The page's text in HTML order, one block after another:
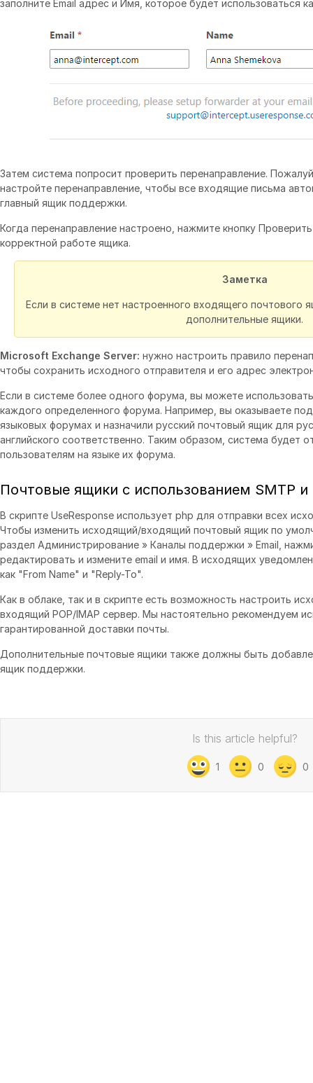
заполните Email адрес и Имя, которое будет использоваться
Затем система попросит проверить перенаправление.
настройте перенаправление, чтобы все входящие письма
главный ящик поддержки.
Когда перенаправление настроено, нажмите кнопку
корректной работе ящика.
Заметка
Если в системе нет настроенного входящего почтового
дополнительные ящики.
Microsoft Exchange Server: нужно настроить правило
чтобы сохранить исходного отправителя и его адрес
Если в системе более одного форума, вы можете
каждого определенного форума. Например, вы оказываете
языковых форумах и назначили русский почтовый ящик для
английского соответственно. Таким образом, система будет
пользователям на языке их форума.
Почтовые ящики с использованием SMTP
В скрипте UseResponse использует php для отправки всех
Чтобы изменить исходящий/входящий почтовый ящик по
раздел Администрирование » Каналы поддержки » Email,
редактировать и измените email и имя. В исходящих
как "From Name" и "Reply-To".
Как в облаке, так и в скрипте есть возможность настроить
входящий POP/IMAP сервер. Мы настоятельно рекомендуем
гарантированной доставки почты.
Дополнительные почтовые ящики также должны быть
ящик поддержки.
Is this article helpful?
1 0 0